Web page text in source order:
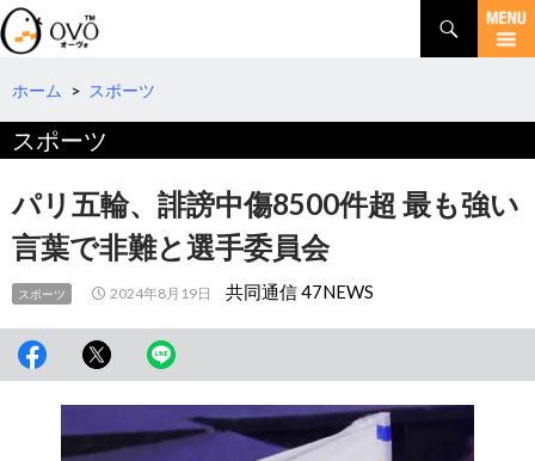
検
索
コ
テ
へ
動
ホーム > スポーツ
スポーツ
パリ五輪、誹謗中傷8500件超 最も強い
言葉で非難と選手委員会
スポーツ 2024年8月19日 共同通信 47NEWS